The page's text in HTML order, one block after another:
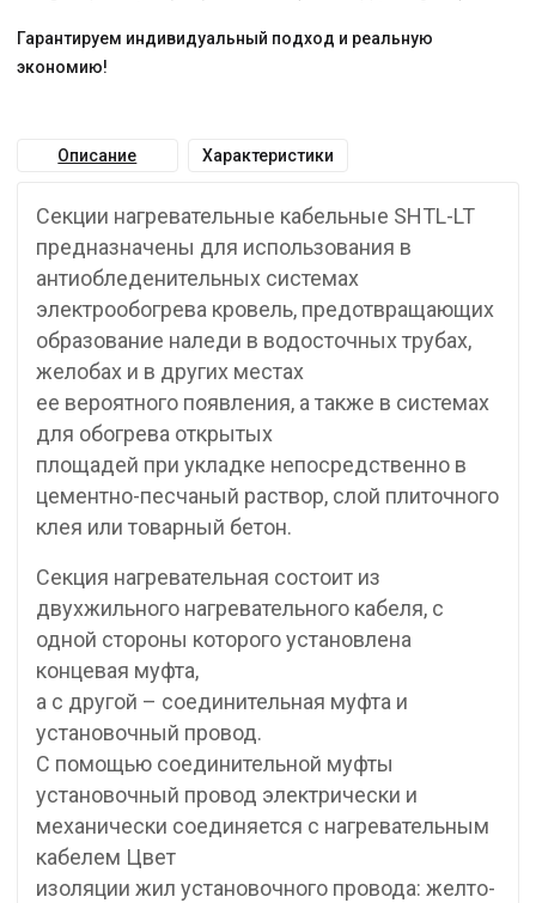
Гарантируем индивидуальный подход и реальную
экономию!
Описание Характеристики
Секции нагревательные кабельные SHTL-LT
предназначены для использования в
антиобледенительных системах
электрообогрева кровель, предотвращающих
образование наледи в водосточных трубах,
желобах и в других местах
ее вероятного появления, а также в системах
для обогрева открытых
площадей при укладке непосредственно в
цементно-песчаный раствор, слой плиточного
клея или товарный бетон.
Секция нагревательная состоит из
двухжильного нагревательного кабеля, с
одной стороны которого установлена
концевая муфта,
а с другой – соединительная муфта и
установочный провод.
С помощью соединительной муфты
установочный провод электрически и
механически соединяется с нагревательным
кабелем Цвет
изоляции жил установочного провода: желто-